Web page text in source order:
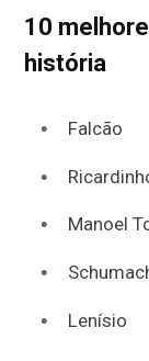
10
história
Falcão
Manoel
Lenísio